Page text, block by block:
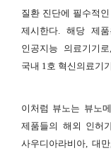
질환 진단에 필수적
제시한다. 해당 제
인공지능 의료기기
국내 1호 혁신의료기
이처럼 뷰노는 뷰노
제품들의 해외 인허
사우디아라비아, 대